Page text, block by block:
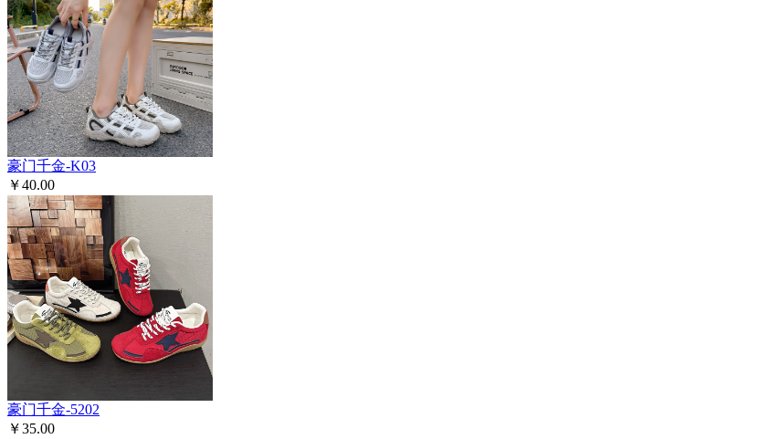
豪门千金-K03
￥40.00
豪门千金-5202
￥35.00